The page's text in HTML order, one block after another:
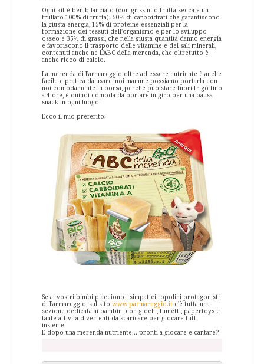
Ogni kit è ben bilanciato (con grissini o frutta secca e un
frullato 100% di frutta): 50% di carboidrati che garantiscono
la giusta energia, 15% di proteine essenziali per la
formazione dei tessuti dell'organismo e per lo sviluppo
osseo e 35% di grassi, che nella giusta quantità danno energia
e favoriscono il trasporto delle vitamine e dei sali minerali,
contenuti anche ne L'ABC della merenda, che oltretutto è
anche ricco di calcio.
La merenda di Parmareggio oltre ad essere nutriente è anche
facile e pratica da usare, noi mamme possiamo portarla con
noi comodamente in borsa, perché può stare fuori frigo fino
a 4 ore, è quindi comoda da portare in giro per una pausa
snack in ogni luogo.
Ecco il mio preferito:
Se ai vostri bimbi piacciono i simpatici topolini protagonisti
di Parmareggio, sul sito www.parmareggio.it c'è tutta una
sezione dedicata ai bambini con giochi, fumetti, papertoys e
tante attività divertenti da scaricare per giocare tutti
insieme.
E dopo una merenda nutriente... pronti a giocare e cantare?